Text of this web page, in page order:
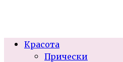
Красота
Прически